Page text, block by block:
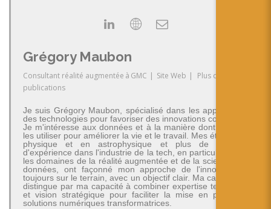
Grégory Maubon
Consultant réalité augmentée à GMC | Site Web |
Plus de
publications
Je suis Grégory Maubon, spécialisé dans les applications
des technologies pour favoriser des innovations concrètes.
Je m'intéresse aux données et à la manière dont on peut
les utiliser pour améliorer la vie et le travail. Mes études en
physique et en astrophysique et plus de 30 ans
d'expérience dans l'industrie de la tech, en particulier dans
les domaines de la réalité augmentée et de la science des
données, ont façonné mon approche de l'innovation -
toujours sur le terrain, avec un objectif clair. Ma carrière se
distingue par ma capacité à combiner expertise technique
et vision stratégique pour faciliter la mise en place de
solutions numériques transformatrices.